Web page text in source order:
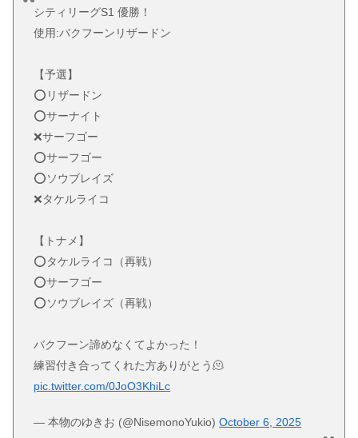
シティリーグS1 優勝！
使用:バクフーンリザードン
【予選】
⭕️リザードン
⭕️サーナイト
❌サーフゴー
⭕️サーフゴー
⭕️ソウブレイズ
❌タケルライコ
【トナメ】
⭕️タケルライコ（再戦）
⭕️サーフゴー
⭕️ソウブレイズ（再戦）
バクフーン諦めなくてよかった！
練習付き合ってくれた方ありがとう🫠
pic.twitter.com/0JoO3KhiLc
— 本物のゆきお (@NisemonoYukio)October 6, 2025